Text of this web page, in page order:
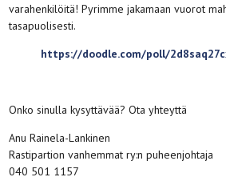
varahenkilöitä! Pyrimme jakamaan vuorot
tasapuolisesti.
https://doodle.com/poll/
Onko sinulla kysyttävää? Ota yhteyttä
Anu Rainela-Lankinen
Rastipartion vanhemmat ry:n puheenjohtaja
040 501 1157